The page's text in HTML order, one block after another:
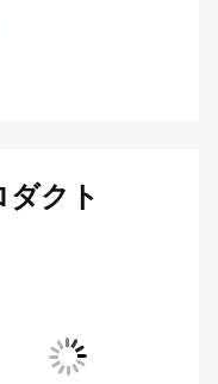
ダクト